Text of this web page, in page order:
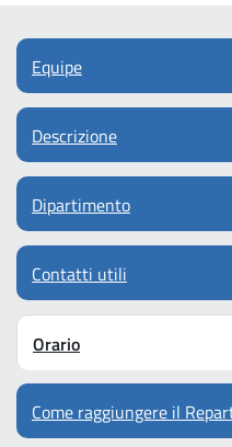
Equipe
Descrizione
Dipartimento
Contatti utili
Orario
Come raggiungere il